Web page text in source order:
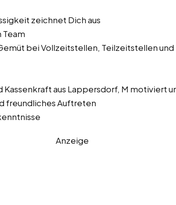
zeichnet Dich aus
Team
bei Vollzeitstellen, Teilzeitstellen und
Kassenkraft aus Lappersdorf, M motiviert
freundliches Auftreten
Anzeige